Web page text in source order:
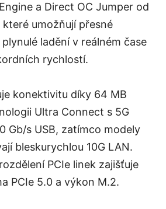
a Direct OC Jumper od
umožňují přesné
ladění v reálném čase
rychlostí.
konektivitu díky 64 MB
Ultra Connect s 5G
Gb/s USB, zatímco modely
bleskurychlou 10G LAN.
PCIe linek zajišťuje
PCIe 5.0 a výkon M.2.